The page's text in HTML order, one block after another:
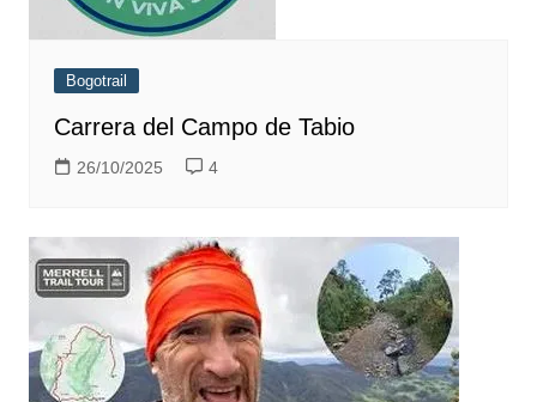
Bogotrail
Carrera del Campo de Tabio
26/10/2025 4